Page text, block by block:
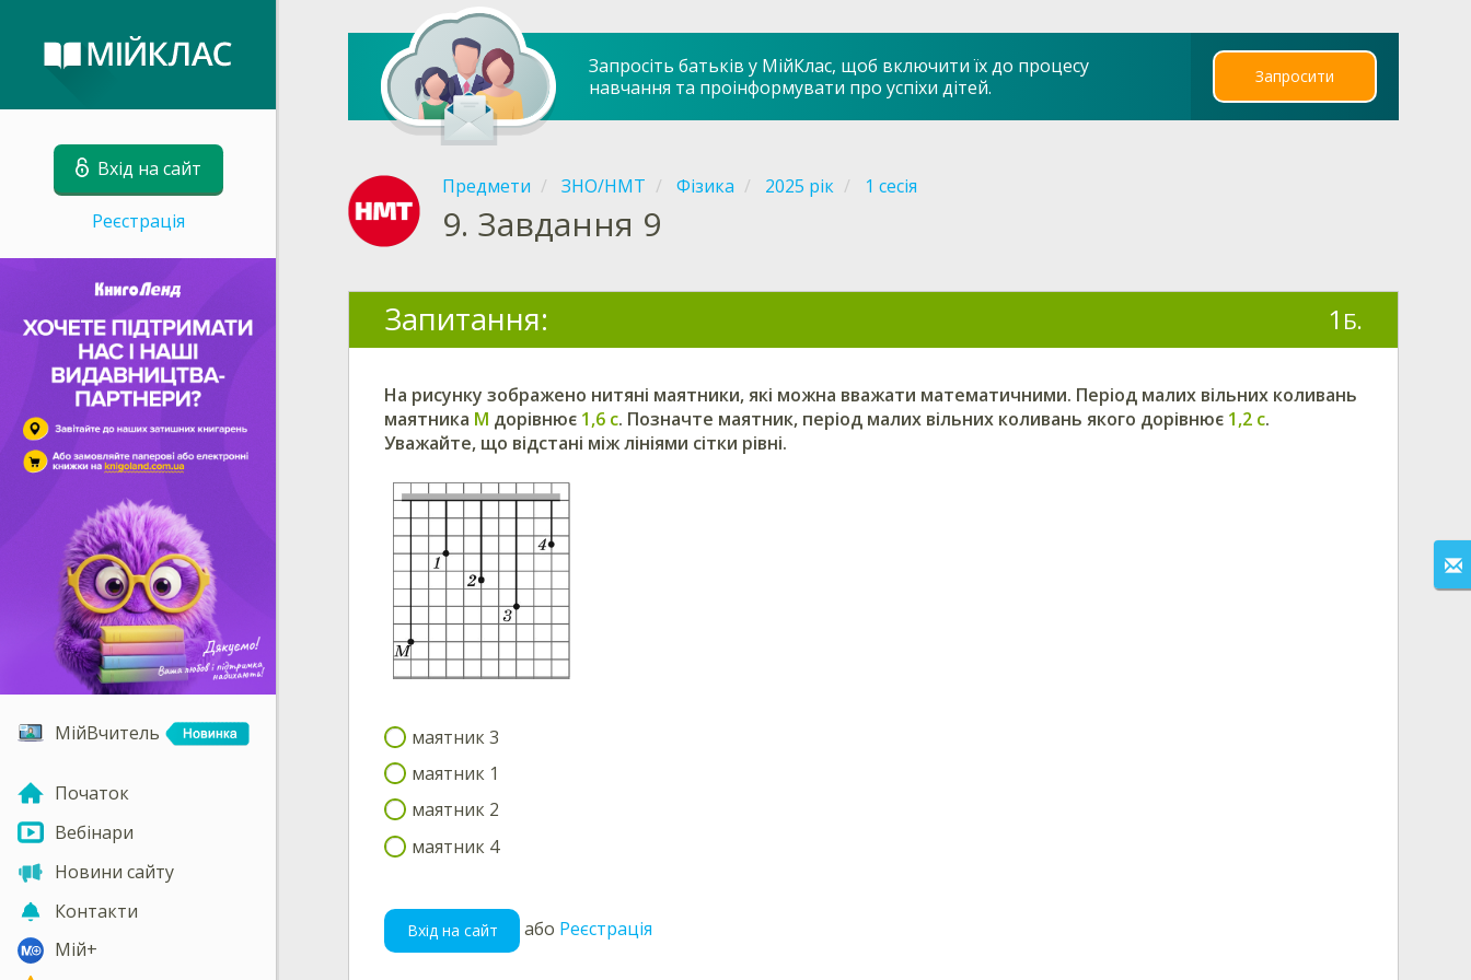
Вхід на сайт
Реєстрація
МійВчитель
Початок
Вебінари
Новини сайту
Контакти
Мій+
Запросіть батьків у МійКлас, щоб включити їх до процесу
навчання та проінформувати про успіхи дітей.
Запросити
Предмети ЗНО/НМТ Фізика 2025 рік 1 сесія
9. Завдання 9
Запитання: 1 Б.
На рисунку зображено нитяні маятники, які можна вважати математичними. Період малих вільних коливань
маятника M дорівнює 1,6 с. Позначте маятник, період малих вільних коливань якого дорівнює 1,2 с.
Уважайте, що відстані між лініями сітки рівні.
маятник 3
маятник 1
маятник 2
маятник 4
Вхід на сайт або Реєстрація